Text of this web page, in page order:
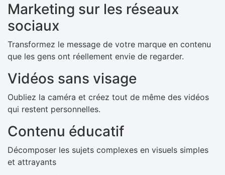
Marketing sur les réseaux
sociaux
Transformez le message de votre marque en contenu
que les gens ont réellement envie de regarder.
Vidéos sans visage
Oubliez la caméra et créez tout de même des vidéos
qui restent personnelles.
Contenu éducatif
Décomposer les sujets complexes en visuels simples
et attrayants